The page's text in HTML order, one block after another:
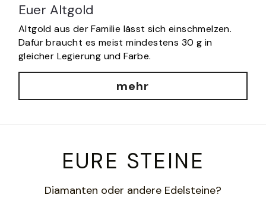
Euer Altgold
Altgold aus der Familie lässt sich einschmelzen.
Dafür braucht es meist mindestens 30 g in
gleicher Legierung und Farbe.
mehr
EURE STEINE
Diamanten oder andere Edelsteine?